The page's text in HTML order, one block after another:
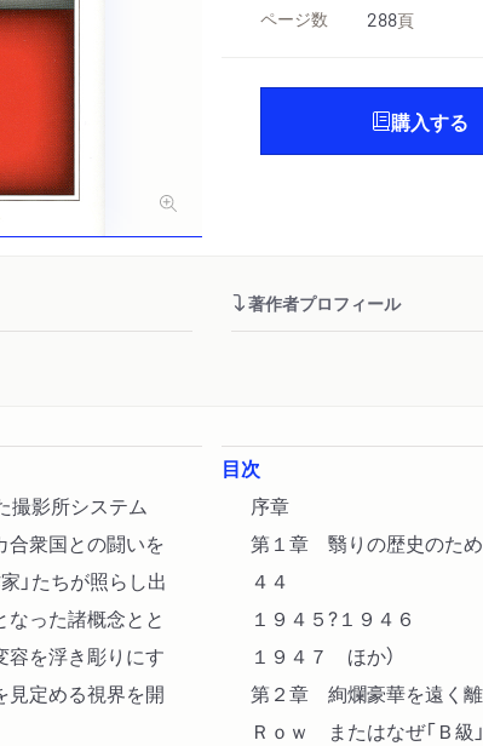
ページ数 288頁
購入する
著作者プロフィール
撮影所システム
合衆国との闘いを
」たちが照らし出
った諸概念とと
容を浮き彫りにす
見定める視界を開
目次
序章
第１章 翳りの歴史のため
４４
１９４５?１９４６
１９４７ ほか）
第２章 絢爛豪華を遠く離
Ｒｏｗ またはなぜ「Ｂ級